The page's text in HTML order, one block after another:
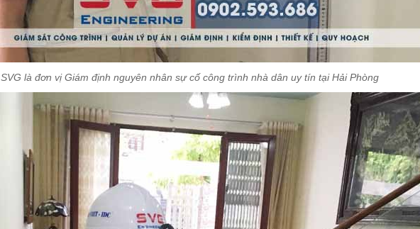
SVG là đơn vị Giám định nguyên nhân sự cố công trình nhà dân uy tín tại Hải Phòng